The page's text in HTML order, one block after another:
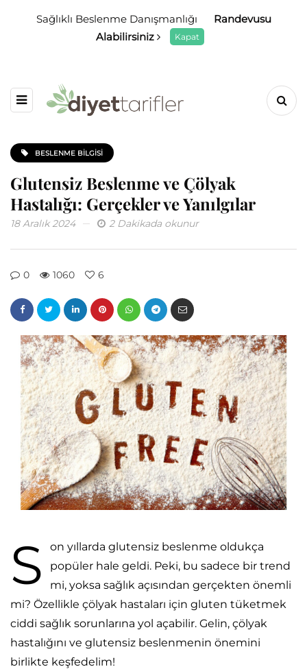
Sağlıklı Beslenme Danışmanlığı
Randevusu
Alabilirsiniz
Kapat
BESLENME BILGISI
Glutensiz Beslenme ve Çölyak
Hastalığı: Gerçekler ve Yanılgılar
18 Aralık 2024 2 Dakikada okunur
0 1060 6
S
on yıllarda glutensiz beslenme oldukça
popüler hale geldi. Peki, bu sadece bir trend
mi, yoksa sağlık açısından gerçekten önemli
mi? Özellikle çölyak hastaları için gluten tüketmek
ciddi sağlık sorunlarına yol açabilir. Gelin, çölyak
hastalığını ve glutensiz beslenmenin önemini
birlikte keşfedelim!